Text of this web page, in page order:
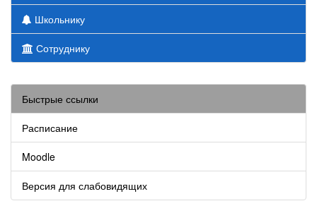
Школьнику
Сотруднику
Быстрые ссылки
Расписание
Moodle
Версия для слабовидящих